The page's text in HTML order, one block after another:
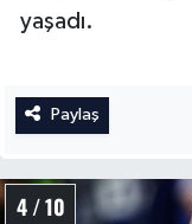
yaşadı.
Paylaş
4 / 10